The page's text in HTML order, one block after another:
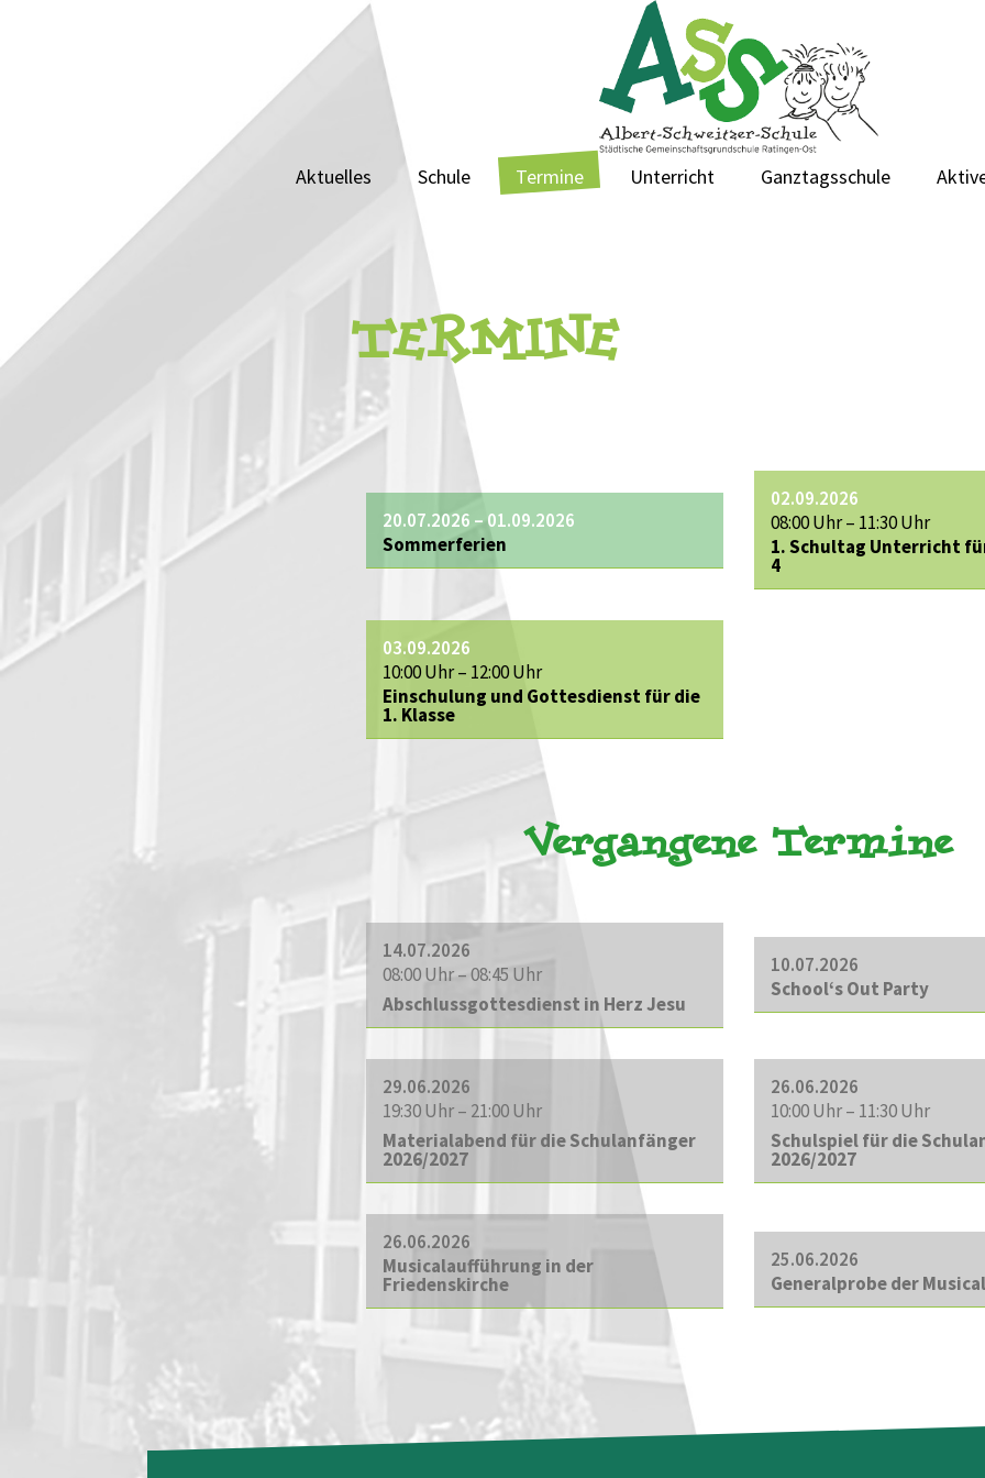
Aktuelles Schule Termine Unterricht Ganztagsschule
TERMINE
20.07.2026 – 01.09.2026
Sommerferien
02.09.2026
08:00 Uhr – 11:30 Uhr
1. Schultag Unterricht
4
03.09.2026
10:00 Uhr – 12:00 Uhr
Einschulung und Gottesdienst für die
1. Klasse
Vergangene Termine
14.07.2026
08:00 Uhr – 08:45 Uhr
Abschlussgottesdienst in Herz Jesu
10.07.2026
School‘s Out Party
29.06.2026
19:30 Uhr – 21:00 Uhr
Materialabend für die Schulanfänger
2026/2027
26.06.2026
10:00 Uhr – 11:30 Uhr
Schulspiel für die
2026/2027
26.06.2026
Musicalaufführung in der
Friedenskirche
25.06.2026
Generalprobe der Musical